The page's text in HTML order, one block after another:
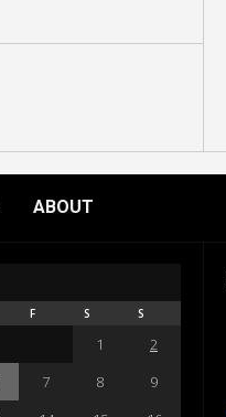
ABOUT
F S S
1
2
7 8
9